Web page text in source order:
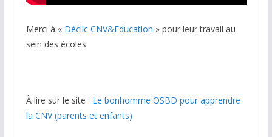
Merci à « Déclic CNV&Education » pour leur travail au
sein des écoles.
À lire sur le site : Le bonhomme OSBD pour apprendre
la CNV (parents et enfants)